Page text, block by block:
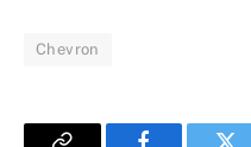
Chevron